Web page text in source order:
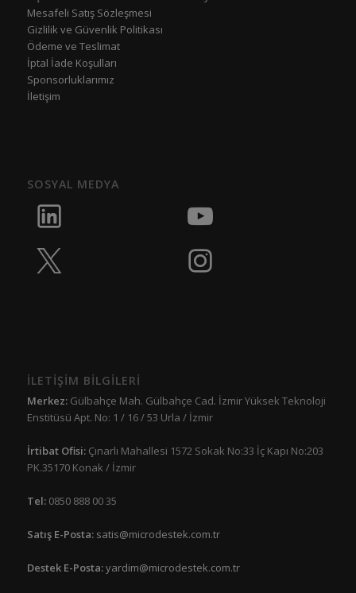
Mesafeli Satış Sözleşmesi
Gizlilik ve Güvenlik Politikası
Ödeme ve Teslimat
İptal İade Koşulları
Sponsorluklarımız
İletişim
SOSYAL MEDYA
İLETİŞİM BİLGİLERİ
Merkez:Gülbahçe Mah. Gülbahçe Cad. İzmir Yüksek Teknoloji
Enstitüsü Apt. No: 1 / 16 / 53 Urla / İzmir
İrtibat Ofisi: Çınarlı Mahallesi 1572 Sokak No:33 İç Kapı No:203
PK.35170 Konak / İzmir
Tel:0850 888 00 35
Satış E-Posta: satis@microdestek.com.tr
Destek E-Posta:yardim@microdestek.com.tr